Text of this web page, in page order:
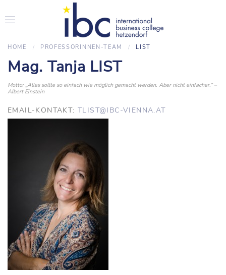
HOME PROFESSORINNEN-TEAM LIST
Mag. Tanja LIST
Motto: „Alles sollte so einfach wie möglich gemacht werden. Aber nicht einfacher.“ –
Albert Einstein
EMAIL-KONTAKT: TLIST@IBC-VIENNA.AT